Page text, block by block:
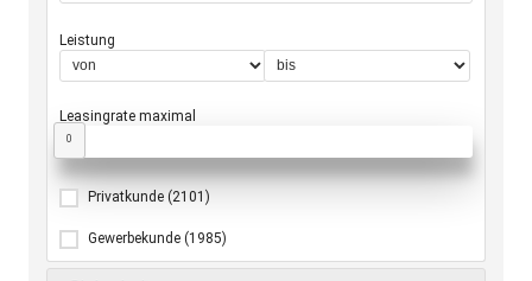
Leistung
Leasingrate maximal
0
Privatkunde (2101)
Gewerbekunde (1985)